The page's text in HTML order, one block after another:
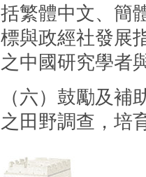
括繁體中文、簡
標與政經社發展
之中國研究學者
（六）鼓勵及
之田野調查，培